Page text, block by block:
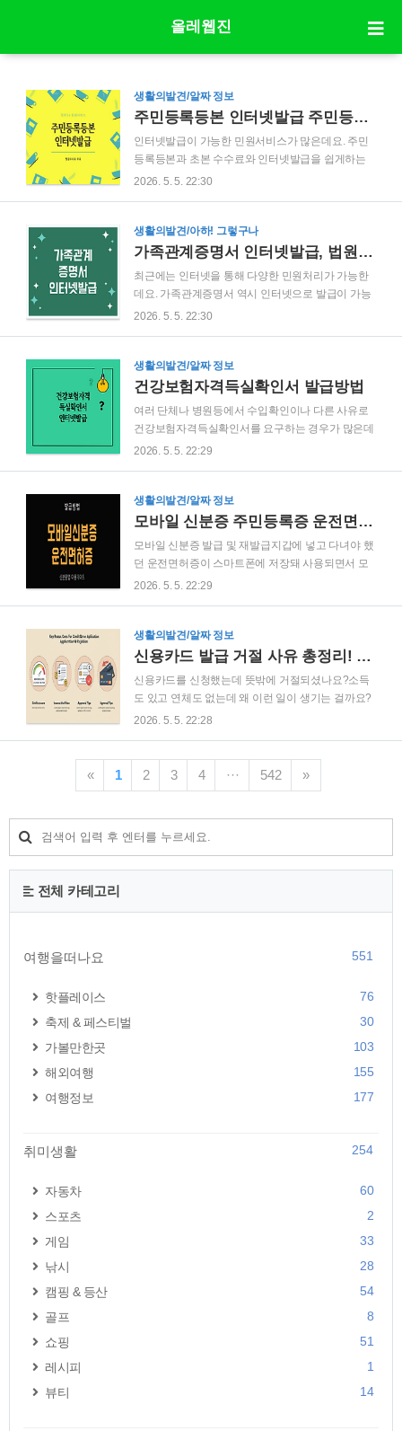
올레웹진
생활의발견/알짜 정보
주민등록등본 인터넷발급 주민등록초본 인터넷발급 쉽게 하기 #근로장려금 #가족관계증명서 #부모급여
인터넷발급이 가능한 민원서비스가 많은데요. 주민
등록등본과 초본 수수료와 인터넷발급을 쉽게하는
방법을 알아보겠습니다. 주민등록등본 인터넷발급
들지만 인터넷은 무료입니다. 주민등록등본 초본 인
터넷발급 방법"> 1. 정부24에 접속하여 주민등록등
청 페이지에서 발급버튼을 클릭합니다.* 주민등록등
본/초본 신청페이지 접속시 공동인증서가 필요합니
다. 3. 아래의 순서대로 정보를 입력합니다.① 여권을
소지한 세대구성원의 영문이름을 자동 표기 하려면
않을 경우 신청인의 주민등록지 시도와 시군구를 선
택 ③ 발급하고자..
2026. 5. 5. 22:30
생활의발견/아하! 그렇구나
가족관계증명서 인터넷발급, 법원전자가족관계등록시스템으로 온라인 민원 발급받기
최근에는 인터넷을 통해 다양한 민원처리가 가능한
데요. 가족관계증명서 역시 인터넷으로 발급이 가능
합니다. 가족관계증명서는 대한민국법원 전자가족
및 무인발급에 대해 알아봅니다. 가족관계증명서 인
터넷발급과정신청인 정보 및 본인 확인을 위한 정보
람/발급 신청 정보 입력열람 및 발급 가족관계증명서
인터넷발급 샘플 가족관계 증명서 신청차격1) 신청
자격다음 각 항에 해당하여 소명자료를 제출하는 경
우에는 본인 등이 아닌 경우에도 본인 등의 위임 없
가, 지방자치단체가 직무상 필요 및 법령상 근거에
따라 문서로 신청하는 경우 2 ..
2026. 5. 5. 22:30
생활의발견/알짜 정보
건강보험자격득실확인서 발급방법
여러 단체나 병원등에서 수입확인이나 다른 사유로
건강보험자격득실확인서를 요구하는 경우가 많은데
요. 건강보험공단이 동마다 있는 경우가 드물기 때문
자격득실확인서발급 메뉴를 통해 인터넷으로 쉽게
발급이 가능합니다.아래에 발급방법을 안내합니다.
보험 홈페지에 접속하면 바로 위와 같은 메뉴가 나옵
니다. 민원여기요 -> 개인민원을 선택합니다. 또는 홈
페이지 퀵메뉴에서 자격득실확인서 발급을 클릭합
니다. 2. 자격득실확인서발급을 클릭합니다.증명서
다. 3. 로그인(공인인증서 사용, 별도 가입 불필요)자
격득실확인서 발급을 클릭하면 해당..
2026. 5. 5. 22:29
생활의발견/알짜 정보
모바일 신분증 주민등록증 운전면허증 발급 재발급
모바일 신분증 발급 및 재발급지갑에 넣고 다녀야 했
던 운전면허증이 스마트폰에 저장돼 사용되면서 모
바일 신분증 시대가 본격적으로 열립니다. 행정안전
시범적으로 발급됩니다. 약 6개월의 시범 기간을 거
쳐 7월부터는 "모바일 운전면허증" 발급을 전국으로
법에 따라 개인 스마트폰에 발급되는 운전면허증으
로, 운전면허를 소지하고자 하는 사람에게 추가로 발
급되며 현행 플라스틱 운전면허증과 동일한 법적 효
력이 있습니다. 모바일 신분증 운전면허증 앱 설치방
법1. 구글플레이에서 '모바일 신분증'으로 검색해 앱
을 설치합니다.2. 모바일 신분증을 최초로 열면 아래
2026. 5. 5. 22:29
생활의발견/알짜 정보
신용카드 발급 거절 사유 총정리! 자주 막히는 이유와 해결 방법까지
신용카드를 신청했는데 뜻밖에 거절되셨나요?소득
도 있고 연체도 없는데 왜 이런 일이 생기는 걸까요?
사실 많은 분들이 “신용카드 발급 기준”을 정확히 모
와 해결 팁까지 알려드릴게요. ✅ 어떤 경우에 거절될
까?✅ 신용점수 몇 점이면 통과될까?✅ 사회초년생·
발급이 자주 거절되는 주요 사유신용카드 발급 거절
은 단순히 신용점수 때문만은 아닙니다. 카드사는 여
신용평점 하위 20% 이하일 경우 발급이 어렵습니다.
2026. 5. 5. 22:28
« 1 2 3 4 ··· 542 »
전체 카테고리
여행을떠나요 551
핫플레이스
76
축제 & 페스티벌
30
가볼만한곳
103
해외여행
155
여행정보
177
취미생활 254
자동차
60
스포츠
2
게임
33
낚시
28
캠핑 & 등산
54
골프
8
쇼핑
51
레시피
1
뷰티
14